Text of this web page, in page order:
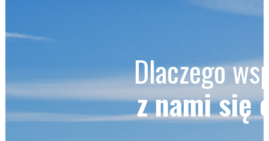
Dlaczego
z nami się